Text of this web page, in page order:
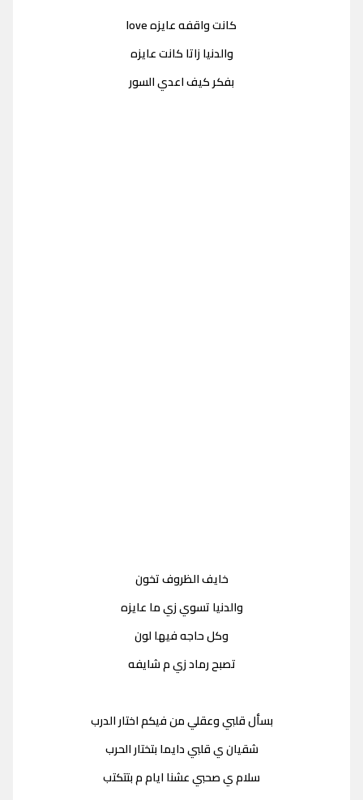
كانت واقفه عايزه love
والدنيا زاتا كانت عايزه
بفكر كيف اعدي السور
خايف الظروف تخون
والدنيا تسوي زي ما عايزه
وكل حاجه فيها لون
تصبح رماد زي م شايفه
بسأل قلبي وعقلي من فيكم اختار الدرب
شقيان ي قلبي دايما بتختار الحرب
سلام ي صحبي عشنا ايام م بتتكتب